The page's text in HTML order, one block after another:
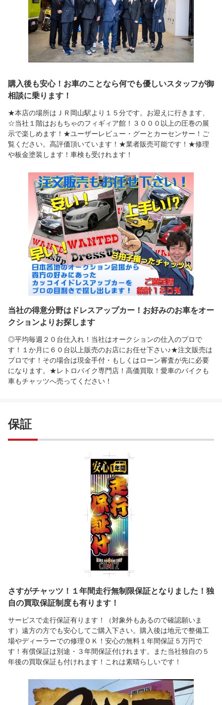
購入後も安心！お車のことなら何でも優しいスタッフが御
相談に乗ります！
★本店の場所はＪＲ岡山駅より１５分です。お迎えに行きます、
☆当社１階はおもちゃのフィギィア館！３０００以上の圧巻の展
示で楽しめます！★ユーザーレビュー・グーとカーセンサー！ご
覧ください。高評価頂いています！★業者販売可能です！★修理
や板金塗装します！車検も受けれます！
当社の得意分野はドレスアップカー！お好みのお車をオー
クションよりお探します
◎平均毎週２０台仕入れ！当社はオークションの仕入のプロで
す！１か月に６０台以上販売のお店にお任せ下さい♪★注文販売は
プロです！その場合は現金手付・もしくはローン審査が先に必要
になります。★レトロバイク専門店！高価買取！愛車のバイクも
車もチャッツへ売ってください！
保証
さすがチャッツ！１年間走行無制限保証となりました！独
自の買取保証制度も有ります！
サービスで走行保証有ります！（対象外もあるので確認願いま
す）遠方の方でも安心してご購入下さい。購入後は地元で整備工
場やディーラーでの修理ＯＫ！安心の無料１年間保証５万円で
す！有償保証は別途・３年間保証付けれます。また当社独自の５
年後の買取保証も付けれます！これは素晴らしいです！